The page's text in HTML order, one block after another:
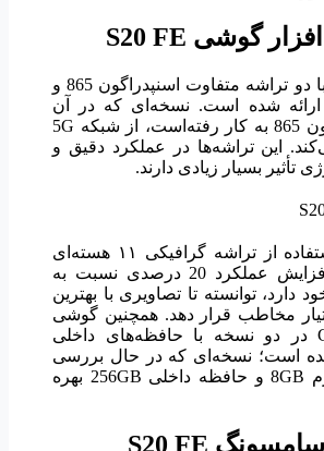
گوشی S20 FE
گوشی S20 FE با دو تراشه متفاوت اسنپدراگون 865 و
990 ارائه شده است. نسخه‌ای که در آن
تراشه اسنپدراگون 865 به کار رفته‌است، از شبکه 5G
این تراشه‌ها در عملکرد دقیق و
تأثیر بسیار زیادی دارند.
علاوه بر این استفاده از تراشه گرافیکی ۱۱ هسته‌ای
Mali G77 که افزایش عملکرد 20 درصدی نسبت به
دارد، توانسته تا تصاویری با بهترین
مخاطب قرار دهد.همچنین گوشی
Galaxy S20 FE در دو نسخه با حافظه‌های داخلی
است؛ نسخه‌ای که در حال بررسی
آن هستیم، از رم 8GB و حافظه داخلی 256GB بهره
S20 FE